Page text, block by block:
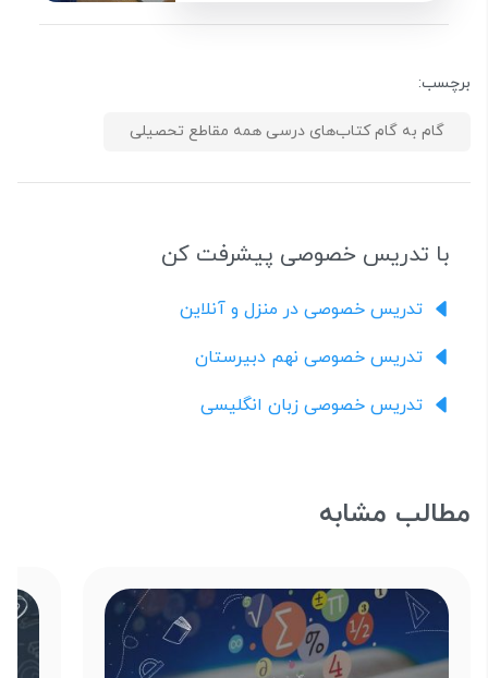
برچسب:
گام به گام کتاب‌های درسی همه مقاطع تحصیلی
با تدریس خصوصی پیشرفت کن
تدریس خصوصی در منزل و آنلاین
تدریس خصوصی نهم دبیرستان
تدریس خصوصی زبان انگلیسی
مطالب مشابه